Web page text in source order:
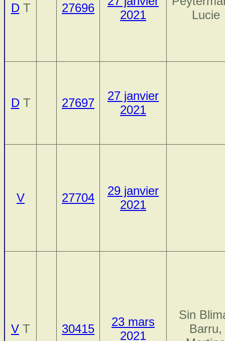
DT 27696
2021
Lucie
DT 27697
27 janvier
2021
V 27704
29 janvier
2021
V T 30415
23 mars
2021
Sin
Barru,